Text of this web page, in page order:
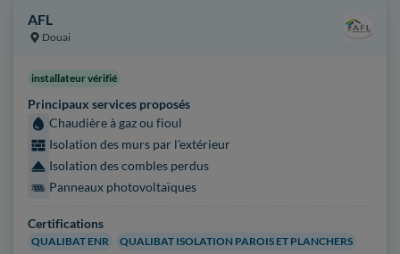
AFL
Douai
installateur vérifié
Principaux services proposés
Chaudière à gaz ou fioul
Isolation des murs par l'extérieur
Isolation des combles perdus
Panneaux photovoltaïques
Certifications
QUALIBAT ENR
QUALIBAT ISOLATION PAROIS ET PLANCHERS